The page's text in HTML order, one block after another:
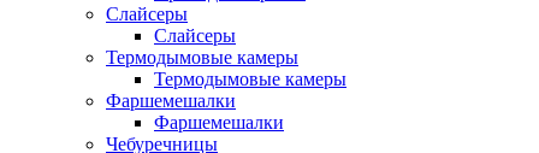
Слайсеры
Слайсеры
Термодымовые камеры
Термодымовые камеры
Фаршемешалки
Фаршемешалки
Чебуречницы